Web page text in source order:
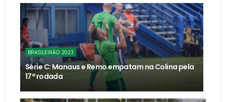
BRASILEIRÃO 2023
Série C: Manaus e Remo empatam na Colina pela
17ª rodada